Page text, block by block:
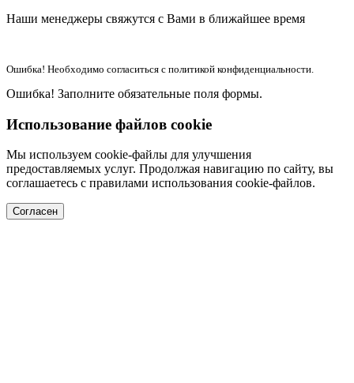
Наши менеджеры свяжутся с Вами в ближайшее время
Ошибка! Необходимо согласиться с политикой конфиденциальности.
Ошибка! Заполните обязательные поля формы.
Использование файлов cookie
Мы используем cookie-файлы для улучшения
предоставляемых услуг. Продолжая навигацию по сайту, вы
соглашаетесь с правилами использования cookie-файлов.
Согласен